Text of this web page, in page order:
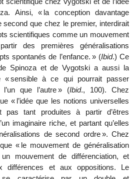
Ainsi, « la conception davantage
second que chez le premier, interdirait
scientifiques comme un mouvement
des premières généralisations
spontanés de l’enfance. » (Ibid.) Ce
Spinoza et de Vygotski a aussi la
«sensible à ce qui pourrait passer
que l’autre» (Ibid., 100). Chez
« l’idée que les notions universelles
tant produites à partir d’êtres
imaginaire riche, et partant qu’elles
de second ordre ». Chez
« le mouvement de généralisation
mouvement de différenciation, et
différences et aux oppositions. Le